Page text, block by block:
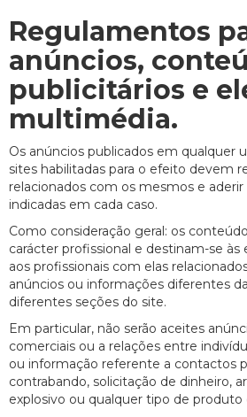
Regulamentos
anúncios,
publicitários e
multimédia.
Os anúncios publicados em qualquer
sites habilitadas para o efeito devem
relacionados com os mesmos e aderir
indicadas em cada caso.
Como consideração geral: os
carácter profissional e destinam-se às
aos profissionais com elas
anúncios ou informações diferentes
diferentes seções do site.
Em particular, não serão aceites
comerciais ou a relações entre
ou informação referente a contactos
contrabando, solicitação de dinheiro,
explosivo ou qualquer tipo de produto